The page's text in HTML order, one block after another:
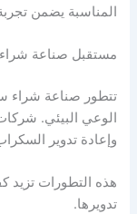
المناسبة يضمن
مستقبل صناعة
تتطور صناعة شراء
الوعي البيئي.
وإعادة تدوير
هذه التطورات تزيد
تدويرها.